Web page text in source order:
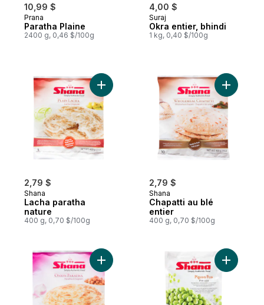
10,99 $
Prana
Paratha Plaine
2400 g, 0,46 $/100g
4,00 $
Suraj
Okra entier, bhindi
1 kg, 0,40 $/100g
2,79 $
Shana
Lacha paratha
nature
400 g, 0,70 $/100g
Ajouter Lacha paratha nature au panier
2,79 $
Shana
Chapatti au blé
entier
400 g, 0,70 $/100g
Ajouter
Ajouter Paratha à l’oignon au panierAjouter